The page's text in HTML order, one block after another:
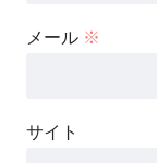
メール ※
サイト